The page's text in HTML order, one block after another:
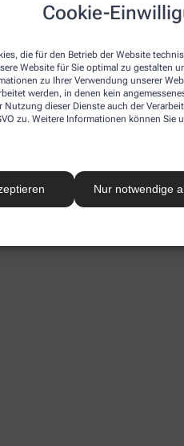
Cookie-
die für den Betrieb der Website
Website für Sie optimal zu gestalten
zu Ihrer Verwendung unserer
werden, in denen kein
Nutzung dieser Dienste auch der
zu. Weitere Informationen können Sie
Nur notwendige